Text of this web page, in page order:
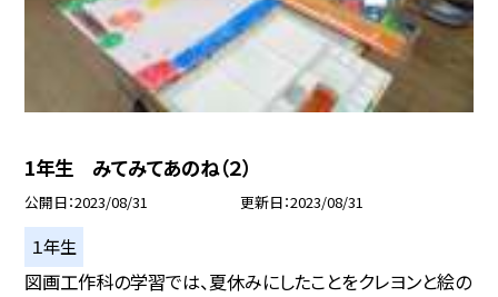
1年生 みてみてあのね（２）
公開日 2023/08/31 更新日 2023/08/31
１年生
図画工作科の学習では、夏休みにしたことをクレヨンと絵の